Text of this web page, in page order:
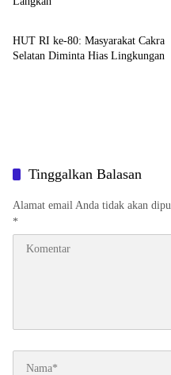
Bali Nusra
HUT RI ke-80: Masyarakat Cakra
Selatan Diminta Hias Lingkungan
Tinggalkan Balasan
Alamat email Anda tidak akan
*